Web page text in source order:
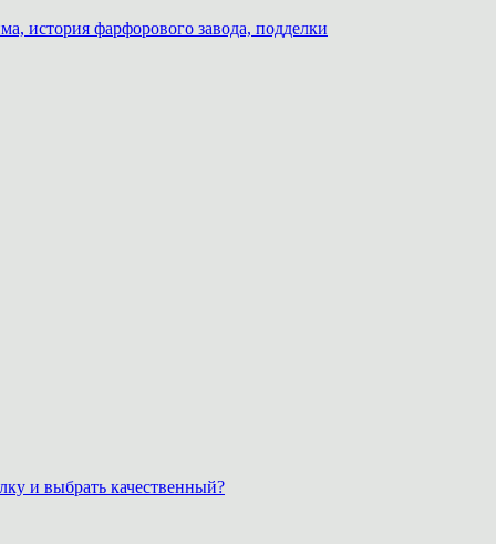
история фарфорового завода, подделки
и выбрать качественный?